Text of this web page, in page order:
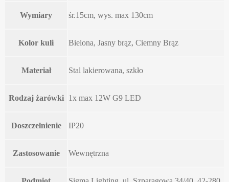
Wymiary śr.15cm, wys. max 130cm
Kolor kuli Bielona, Jasny brąz, Ciemny Brąz
Materiał Stal lakierowana, szkło
Rodzaj żarówki 1x max 12W G9 LED
Doszczelnienie IP20
Zastosowanie Wewnętrzna